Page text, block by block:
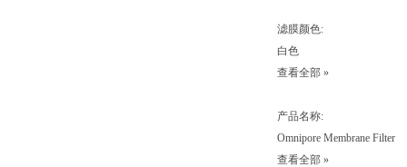
滤膜颜色:
白色
查看全部 »
产品名称:
Omnipore Membrane Filter
查看全部 »